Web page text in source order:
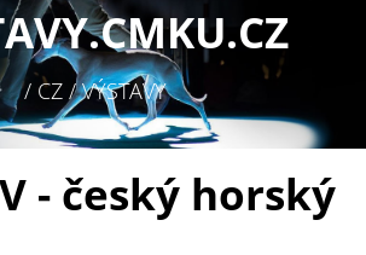
CMKU.CZ
/ CZ / VÝSTAVY
- český horský